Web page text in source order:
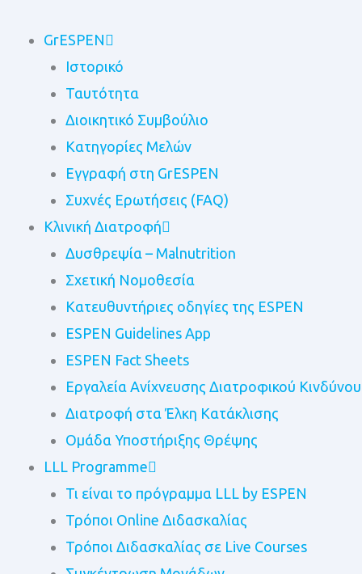
περιεχόμενο
GrESPEN
Ιστορικό
Ταυτότητα
Διοικητικό Συμβούλιο
Kατηγορίες Μελών
Εγγραφή στη GrESPEN
Συχνές Ερωτήσεις (FAQ)
Κλινική Διατροφή
Δυσθρεψία – Malnutrition
Σχετική Νομοθεσία
Κατευθυντήριες οδηγίες της ESPEN
ESPEN Guidelines App
ESPEN Fact Sheets
Εργαλεία Ανίχνευσης Διατροφικού Κινδύνου
Διατροφή στα Έλκη Κατάκλισης
Ομάδα Υποστήριξης Θρέψης
LLL Programme
Τι είναι το πρόγραμμα LLL by ESPEN
Τρόποι Online Διδασκαλίας
Τρόποι Διδασκαλίας σε Live Courses